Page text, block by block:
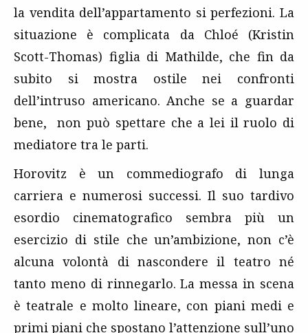
la vendita dell’appartamento si perfezioni. La
situazione è complicata da Chloé (Kristin
Scott-Thomas) figlia di Mathilde, che fin da
subito si mostra ostile nei confronti
dell’intruso americano. Anche se a guardar
bene, non può spettare che a lei il ruolo di
mediatore tra le parti.
Horovitz è un commediografo di lunga
carriera e numerosi successi. Il suo tardivo
esordio cinematografico sembra più un
esercizio di stile che un’ambizione, non c’è
alcuna volontà di nascondere il teatro né
tanto meno di rinnegarlo. La messa in scena
è teatrale e molto lineare, con piani medi e
primi piani che spostano l’attenzione sull’uno